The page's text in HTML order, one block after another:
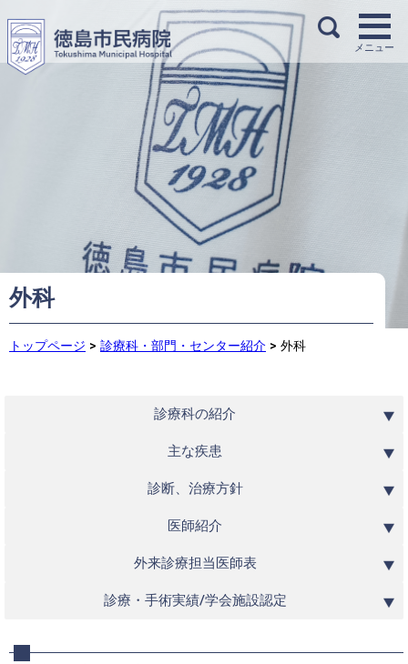
外科
トップページ > 診療科・部門・センター紹介 > 外科
診療科の紹介
主な疾患
診断、治療方針
医師紹介
外来診療担当医師表
診療・手術実績/学会施設認定